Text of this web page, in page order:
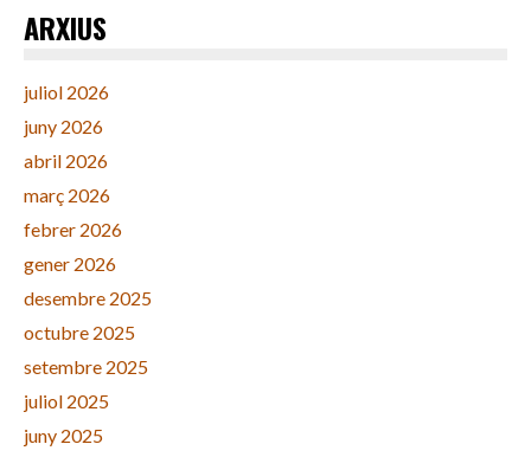
ARXIUS
juliol 2026
juny 2026
abril 2026
març 2026
febrer 2026
gener 2026
desembre 2025
octubre 2025
setembre 2025
juliol 2025
juny 2025